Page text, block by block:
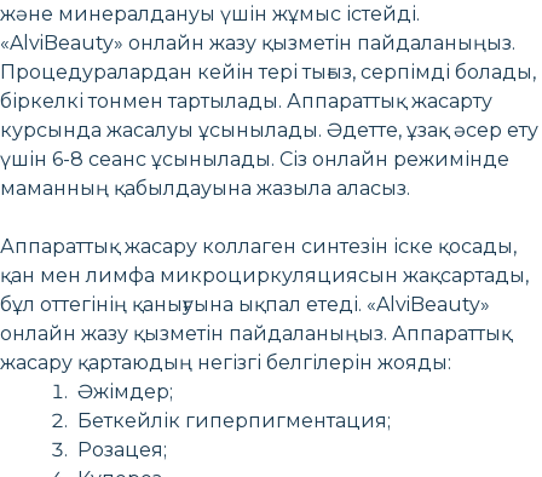
және минералдануы үшін жұмыс істейді.
«AlviBeauty» онлайн жазу қызметін пайдаланыңыз.
Процедуралардан кейін тері тығыз, серпімді болады,
біркелкі тонмен тартылады. Аппараттық жасарту
курсында жасалуы ұсынылады. Әдетте, ұзақ әсер ету
үшін 6-8 сеанс ұсынылады. Сіз онлайн режимінде
маманның қабылдауына жазыла аласыз.
Аппараттық жасару коллаген синтезін іске қосады,
қан мен лимфа микроциркуляциясын жақсартады,
бұл оттегінің қанығуына ықпал етеді. «AlviBeauty»
онлайн жазу қызметін пайдаланыңыз. Аппараттық
жасару қартаюдың негізгі белгілерін жояды:
Әжімдер;
Беткейлік гиперпигментация;
Розацея;